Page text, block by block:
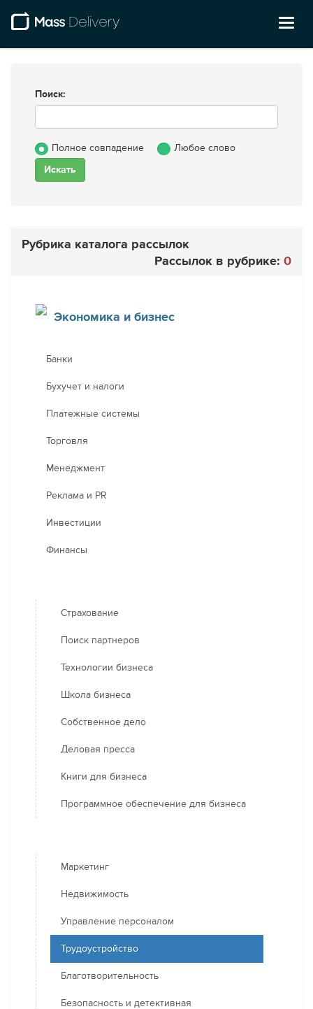
Поиск:
Полное совпадение Любое слово
Рубрика каталога рассылок
Рассылок в рубрике: 0
Экономика и бизнес
Банки
Бухучет и налоги
Платежные системы
Торговля
Менеджмент
Реклама и PR
Инвестиции
Финансы
Страхование
Поиск партнеров
Технологии бизнеса
Школа бизнеса
Собственное дело
Деловая пресса
Книги для бизнеса
Программное обеспечение для бизнеса
Маркетинг
Недвижимость
Управление персоналом
Трудоустройство
Благотворительность
Безопасность и детективная